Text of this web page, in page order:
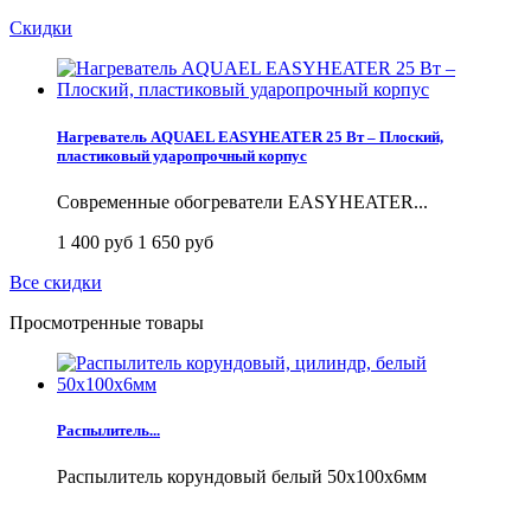
Скидки
Нагреватель AQUAEL EASYHEATER 25 Вт – Плоский,
пластиковый ударопрочный корпус
Современные обогреватели EASYHEATER...
1 400 руб 1 650 руб
Все скидки
Просмотренные товары
Распылитель...
Распылитель корундовый белый 50x100x6мм